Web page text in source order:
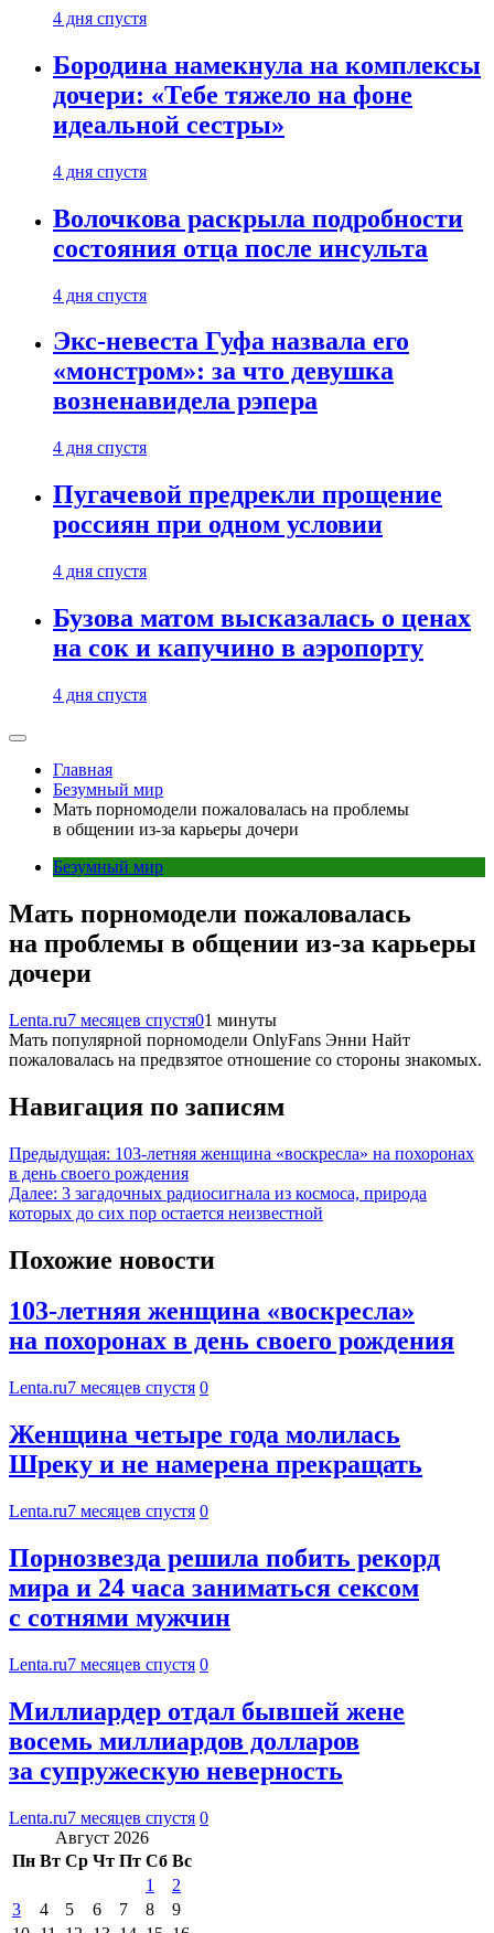
4 дня спустя
Бородина намекнула на комплексы
дочери: «Тебе тяжело на фоне
идеальной сестры»
4 дня спустя
Волочкова раскрыла подробности
состояния отца после инсульта
4 дня спустя
Экс-невеста Гуфа назвала его
«монстром»: за что девушка
возненавидела рэпера
4 дня спустя
Пугачевой предрекли прощение
россиян при одном условии
4 дня спустя
Бузова матом высказалась о ценах
на сок и капучино в аэропорту
4 дня спустя
Главная
Безумный мир
Мать порномодели пожаловалась на проблемы
в общении из-за карьеры дочери
Безумный мир
Мать порномодели пожаловалась
на проблемы в общении из-за карьеры
дочери
Lenta.ru7 месяцев спустя01 минуты
Мать популярной порномодели OnlyFans Энни Найт
пожаловалась на предвзятое отношение со стороны знакомых.
Навигация по записям
Предыдущая: 103-летняя женщина «воскресла» на похоронах
в день своего рождения
Далее: 3 загадочных радиосигнала из космоса, природа
которых до сих пор остается неизвестной
Похожие новости
103-летняя женщина «воскресла»
на похоронах в день своего рождения
Lenta.ru7 месяцев спустя 0
Женщина четыре года молилась
Шреку и не намерена прекращать
Lenta.ru7 месяцев спустя 0
Порнозвезда решила побить рекорд
мира и 24 часа заниматься сексом
с сотнями мужчин
Lenta.ru7 месяцев спустя 0
Миллиардер отдал бывшей жене
восемь миллиардов долларов
за супружескую неверность
Lenta.ru7 месяцев спустя 0
Август 2026
Пн Вт Ср Чт Пт Сб Вс
1
2
3
4 5 6 7 8
9